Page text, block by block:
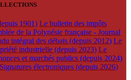
1901) Le bulletin des impôts
de la Polynésie française - Journal
intégral des débats (depuis 2012) Le
industrielle (depuis 2023) Le
et marchés publics (depuis 2024)
électroniques (depuis 2026)